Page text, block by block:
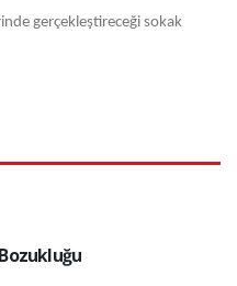
gerçekleştireceği sokak